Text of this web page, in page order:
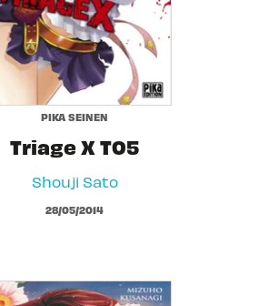
PIKA SEINEN
Triage X T05
Shouji Sato
28/05/2014